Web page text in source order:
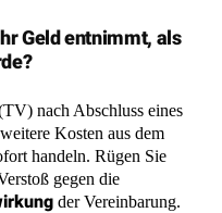
Geld entnimmt, als
nach Abschluss eines
Kosten aus dem
handeln. Rügen Sie
gegen die
der Vereinbarung.